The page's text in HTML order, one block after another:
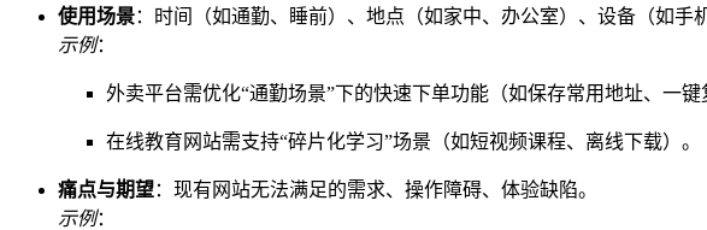
使用场景：时间（如通勤、睡前）、地点（如家中、办公室）、设备（如手
示例：
外卖平台需优化“通勤场景”下的快速下单功能（如保存常用地址、一键
在线教育网站需支持“碎片化学习”场景（如短视频课程、离线下载）。
痛点与期望：现有网站无法满足的需求、操作障碍、体验缺陷。
示例：